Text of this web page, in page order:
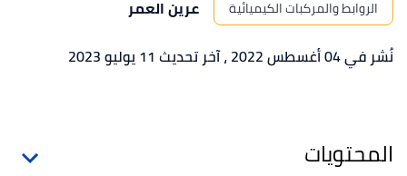
الروابط والمركبات الكيميائية
عرين العمر
نُشر في 04 أغسطس 2022
، آخر تحديث 11 يوليو 2023
المحتويات